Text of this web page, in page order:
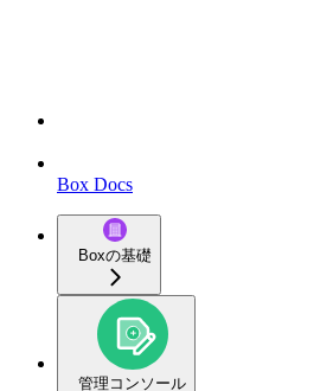
Box Docs
Boxの基礎
管理コンソール